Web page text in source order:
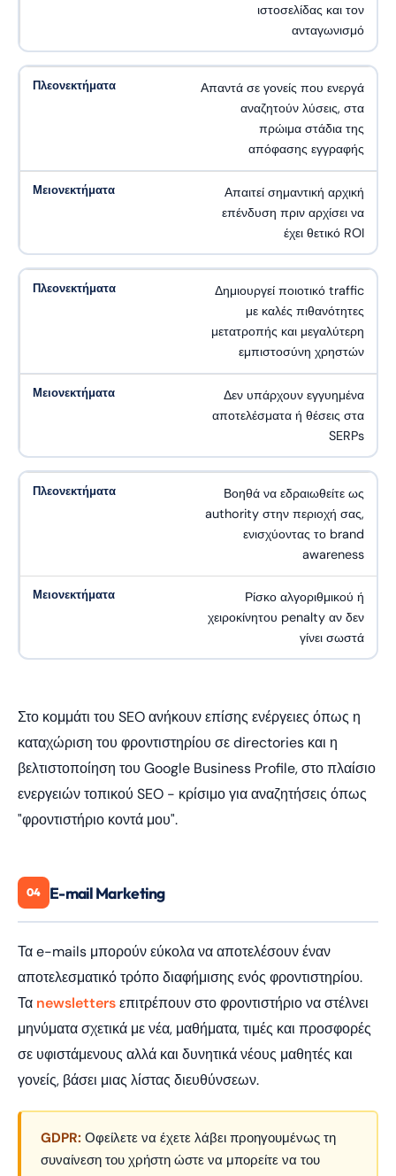
ιστοσελίδας και τον
ανταγωνισμό
Απαντά σε γονείς που ενεργά
αναζητούν λύσεις, στα
πρώιμα στάδια της
απόφασης εγγραφής
Απαιτεί σημαντική αρχική
επένδυση πριν αρχίσει να
έχει θετικό ROI
Δημιουργεί ποιοτικό traffic
με καλές πιθανότητες
μετατροπής και μεγαλύτερη
εμπιστοσύνη χρηστών
Δεν υπάρχουν εγγυημένα
αποτελέσματα ή θέσεις στα
SERPs
Βοηθά να εδραιωθείτε ως
authority στην περιοχή σας,
ενισχύοντας το brand
awareness
Ρίσκο αλγοριθμικού ή
χειροκίνητου penalty αν δεν
γίνει σωστά
Στο κομμάτι του SEO ανήκουν επίσης ενέργειες όπως η
καταχώριση του φροντιστηρίου σε directories και η
βελτιστοποίηση του Google Business Profile, στο πλαίσιο
ενεργειών τοπικού SEO - κρίσιμο για αναζητήσεις όπως
"φροντιστήριο κοντά μου".
04 E-mail Marketing
Τα e-mails μπορούν εύκολα να αποτελέσουν έναν
αποτελεσματικό τρόπο διαφήμισης ενός φροντιστηρίου.
Τα newslettersεπιτρέπουν στο φροντιστήριο να στέλνει
μηνύματα σχετικά με νέα, μαθήματα, τιμές και προσφορές
σε υφιστάμενους αλλά και δυνητικά νέους μαθητές και
γονείς, βάσει μιας λίστας διευθύνσεων.
GDPR: Οφείλετε να έχετε λάβει προηγουμένως τη
συναίνεση του χρήστη ώστε να μπορείτε να του